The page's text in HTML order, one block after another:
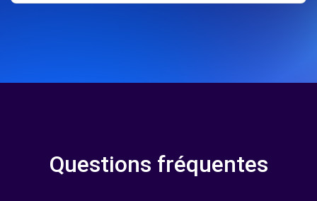
Questions fréquentes